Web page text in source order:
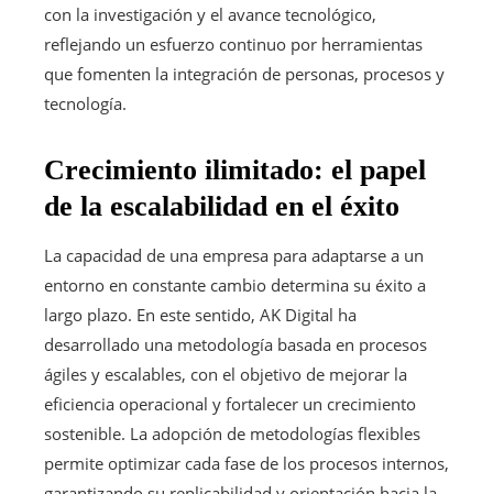
con la investigación y el avance tecnológico,
reflejando un esfuerzo continuo por herramientas
que fomenten la integración de personas, procesos y
tecnología.
Crecimiento ilimitado: el papel
de la escalabilidad en el éxito
La capacidad de una empresa para adaptarse a un
entorno en constante cambio determina su éxito a
largo plazo. En este sentido, AK Digital ha
desarrollado una metodología basada en procesos
ágiles y escalables, con el objetivo de mejorar la
eficiencia operacional y fortalecer un crecimiento
sostenible. La adopción de metodologías flexibles
permite optimizar cada fase de los procesos internos,